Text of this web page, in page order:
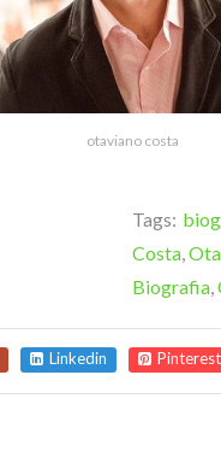
otaviano costa
Tags:
Costa,
Biografia,
Linkedin Pinterest